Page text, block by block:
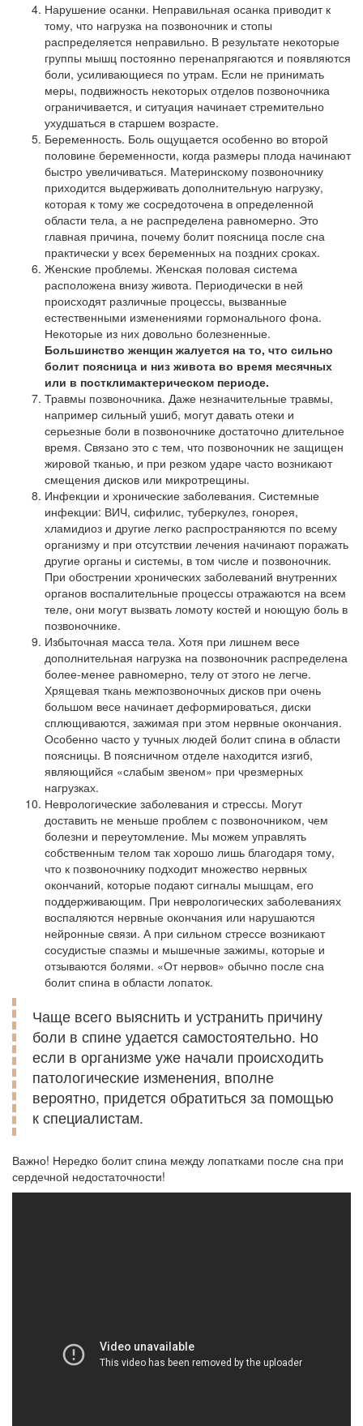
Нарушение осанки. Неправильная осанка приводит к
тому, что нагрузка на позвоночник и стопы
распределяется неправильно. В результате некоторые
группы мышц постоянно перенапрягаются и появляются
боли, усиливающиеся по утрам. Если не принимать
меры, подвижность некоторых отделов позвоночника
ограничивается, и ситуация начинает стремительно
ухудшаться в старшем возрасте.
Беременность. Боль ощущается особенно во второй
половине беременности, когда размеры плода начинают
быстро увеличиваться. Материнскому позвоночнику
приходится выдерживать дополнительную нагрузку,
которая к тому же сосредоточена в определенной
области тела, а не распределена равномерно. Это
главная причина, почему болит поясница после сна
практически у всех беременных на поздних сроках.
Женские проблемы. Женская половая система
расположена внизу живота. Периодически в ней
происходят различные процессы, вызванные
естественными изменениями гормонального фона.
Некоторые из них довольно болезненные.
Большинство женщин жалуется на то, что сильно
болит поясница и низ живота во время месячных
или в постклимактерическом периоде.
Травмы позвоночника. Даже незначительные травмы,
например сильный ушиб, могут давать отеки и
серьезные боли в позвоночнике достаточно длительное
время. Связано это с тем, что позвоночник не защищен
жировой тканью, и при резком ударе часто возникают
смещения дисков или микротрещины.
Инфекции и хронические заболевания. Системные
инфекции: ВИЧ, сифилис, туберкулез, гонорея,
хламидиоз и другие легко распространяются по всему
организму и при отсутствии лечения начинают поражать
другие органы и системы, в том числе и позвоночник.
При обострении хронических заболеваний внутренних
органов воспалительные процессы отражаются на всем
теле, они могут вызвать ломоту костей и ноющую боль в
позвоночнике.
Избыточная масса тела. Хотя при лишнем весе
дополнительная нагрузка на позвоночник распределена
более-менее равномерно, телу от этого не легче.
Хрящевая ткань межпозвоночных дисков при очень
большом весе начинает деформироваться, диски
сплющиваются, зажимая при этом нервные окончания.
Особенно часто у тучных людей болит спина в области
поясницы. В поясничном отделе находится изгиб,
являющийся «слабым звеном» при чрезмерных
нагрузках.
Неврологические заболевания и стрессы. Могут
доставить не меньше проблем с позвоночником, чем
болезни и переутомление. Мы можем управлять
собственным телом так хорошо лишь благодаря тому,
что к позвоночнику подходит множество нервных
окончаний, которые подают сигналы мышцам, его
поддерживающим. При неврологических заболеваниях
воспаляются нервные окончания или нарушаются
нейронные связи. А при сильном стрессе возникают
сосудистые спазмы и мышечные зажимы, которые и
отзываются болями. «От нервов» обычно после сна
болит спина в области лопаток.
Чаще всего выяснить и устранить причину
боли в спине удается самостоятельно. Но
если в организме уже начали происходить
патологические изменения, вполне
вероятно, придется обратиться за помощью
к специалистам.
Важно! Нередко болит спина между лопатками после сна при
сердечной недостаточности!